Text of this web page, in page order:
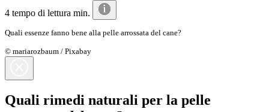
4 tempo di lettura min.
Quali essenze fanno bene alla pelle arrossata del cane?
© mariarozbaum / Pixabay
Quali rimedi naturali per la pelle